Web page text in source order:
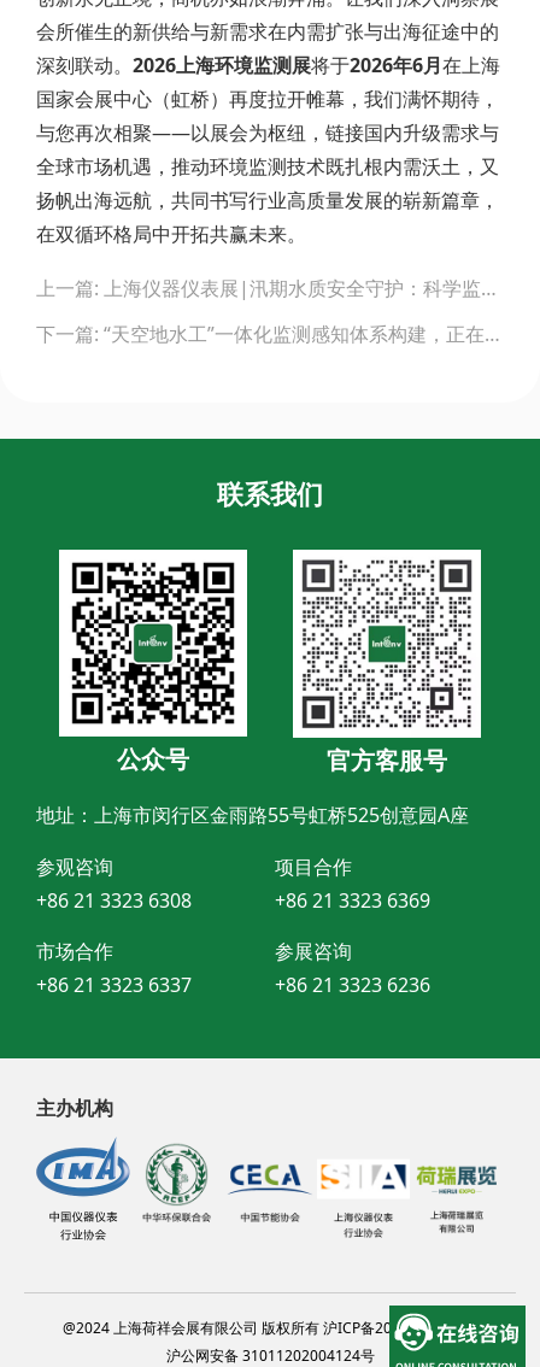
会所催生的新供给与新需求在内需扩张与出海征途中的
深刻联动。 2026上海环境监测展将于2026年6月在上海
国家会展中心（虹桥）再度拉开帷幕，我们满怀期待，
与您再次相聚——以展会为枢纽，链接国内升级需求与
全球市场机遇，推动环境监测技术既扎根内需沃土，又
扬帆出海远航，共同书写行业高质量发展的崭新篇章，
在双循环格局中开拓共赢未来。
navigation
上一篇: 上海仪器仪表展|汛期水质安全守护：科学监测技术筑起环境防线
下一篇: “天空地水工”一体化监测感知体系构建，正在加速!
联系我们
公众号 官方客服号
地址：上海市闵行区金雨路55号虹桥525创意园A座
参观咨询
+86 21 3323 6308
项目合作
+86 21 3323 6369
市场合作
+86 21 3323 6337
参展咨询
+86 21 3323 6236
主办机构
@2024 上海荷祥会展有限公司 版权所有 沪ICP备20012314号-13
沪公网安备 31011202004124号